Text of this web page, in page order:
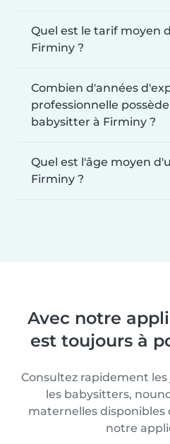
Quel est le tarif moyen
Firminy ?
Combien d'années
professionnelle
babysitter à Firminy ?
Quel est l'âge moyen
Firminy ?
Avec notre
est toujours à
Consultez rapidement
les babysitters,
maternelles disponibles
notre